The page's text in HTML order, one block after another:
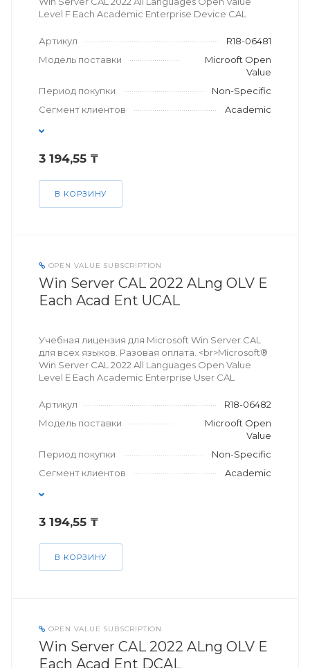
Level F Each Academic Enterprise Device CAL
Артикул
R18-06481
Модель поставки
Microoft Open
Value
Период покупки
Non-Specific
Сегмент клиентов
Academic
3 194,55 ₸
В КОРЗИНУ
OPEN VALUE SUBSCRIPTION
Win Server CAL 2022 ALng OLV E
Each Acad Ent UCAL
Учебная лицензия для Microsoft Win Server CAL
для всех языков. Разовая оплата. <br>Microsoft®
Win Server CAL 2022 All Languages Open Value
Level E Each Academic Enterprise User CAL
Артикул
R18-06482
Модель поставки
Microoft Open
Value
Период покупки
Non-Specific
Сегмент клиентов
Academic
3 194,55 ₸
В КОРЗИНУ
OPEN VALUE SUBSCRIPTION
Win Server CAL 2022 ALng OLV E
Each Acad Ent DCAL